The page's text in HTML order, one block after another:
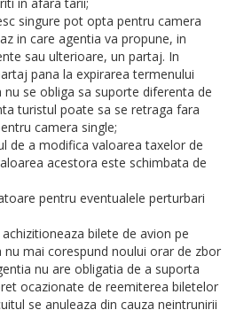
singure pot opta pentru camera
in care agentia va propune, in
sau ulterioare, un partaj. In
pana la expirarea termenului
se obliga sa suporte diferenta de
turistul poate sa se retraga fara
camera single;
de a modifica valoarea taxelor de
acestora este schimbata de
pentru eventualele perturbari
bilete de avion pe
mai corespund noului orar de zbor
nu are obligatia de a suporta
ocazionate de reemiterea biletelor
se anuleaza din cauza neintrunirii